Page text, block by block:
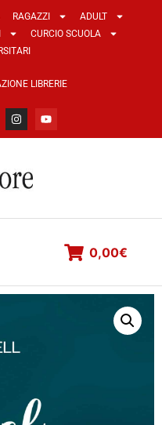
RAGAZZI
ADULT
CURCIO SCUOLA
LIBRERIE
0,00€